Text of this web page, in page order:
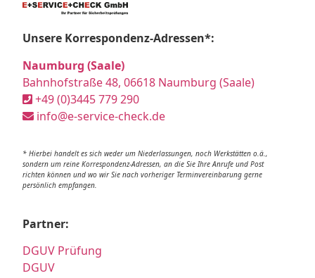
Unsere Korrespondenz-Adressen*:
Naumburg (Saale)
Bahnhofstraße 48, 06618 Naumburg (Saale)
+49 (0)3445 779 290
info@e-service-check.de
* Hierbei handelt es sich weder um Niederlassungen, noch Werkstätten o.ä.,
sondern um reine Korrespondenz-Adressen, an die Sie Ihre Anrufe und Post
richten können und wo wir Sie nach vorheriger Terminvereinbarung gerne
persönlich empfangen.
Partner:
DGUV Prüfung
DGUV